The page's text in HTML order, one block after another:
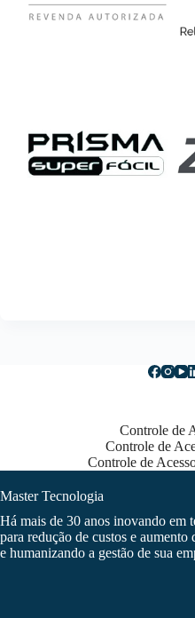
Controle de
Controle de
Controle de
Master Tecnologia
Há mais de 30 anos inovando em
para redução de custos e
e humanizando a gestão de sua